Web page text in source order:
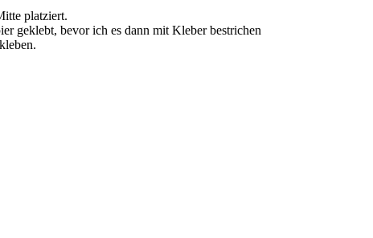
platziert.
geklebt, bevor ich es dann mit Kleber bestrichen